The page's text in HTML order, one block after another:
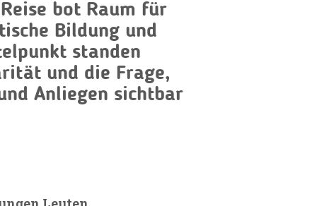
bot Raum für
Bildung und
standen
und die Frage,
Anliegen sichtbar